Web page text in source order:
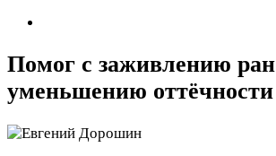
Помог с заживлению
уменьшению оттёчности